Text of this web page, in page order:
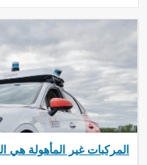
المركبات غير المأهولة هي